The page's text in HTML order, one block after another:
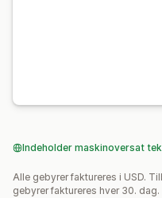
Indeholder maskinoversat
Alle gebyrer faktureres i USD.
gebyrer faktureres hver 30. dag.